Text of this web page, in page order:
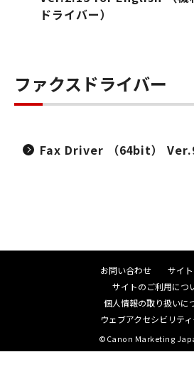
ドライバー）
ファクスドライバー
Fax Driver （64bit）
お問い合わせ
サイ
サイトのご利用につ
個人情報の取り扱いに
ウェブアクセシビリテ
©Canon Marketing